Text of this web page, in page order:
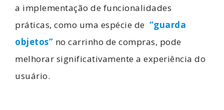
a implementação de funcionalidades
práticas, como uma espécie de “guarda
objetos” no carrinho de compras, pode
melhorar significativamente a experiência do
usuário.